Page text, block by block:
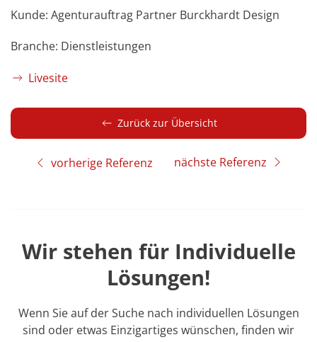
Kunde: Agenturauftrag Partner Burckhardt Design
Branche: Dienstleistungen
Livesite
Zurück zur Übersicht
vorherige Referenz nächste Referenz
Wir stehen für Individuelle
Lösungen!
Wenn Sie auf der Suche nach individuellen Lösungen
sind oder etwas Einzigartiges wünschen, finden wir